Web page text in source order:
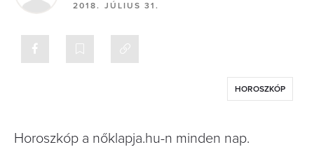
2018. JÚLIUS 31.
HOROSZKÓP
Horoszkóp a nőklapja.hu-n minden nap.